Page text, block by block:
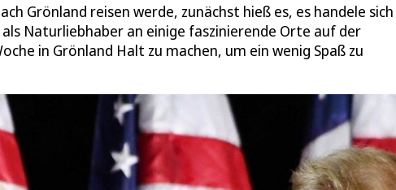
Grönland reisen werde, zunächst hieß es, es handele sich
Naturliebhaber an einige faszinierende Orte auf der
in Grönland Halt zu machen, um ein wenig Spaß zu